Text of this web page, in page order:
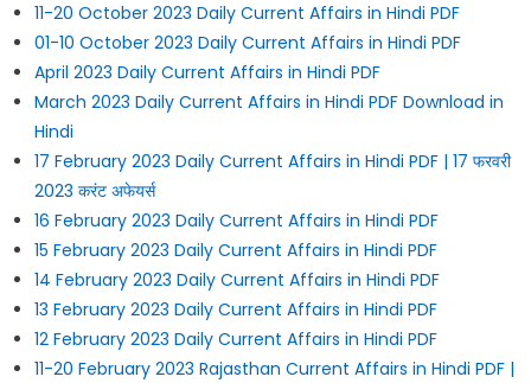
11-20 October 2023 Daily Current Affairs in Hindi PDF
01-10 October 2023 Daily Current Affairs in Hindi PDF
April 2023 Daily Current Affairs in Hindi PDF
March 2023 Daily Current Affairs in Hindi PDF Download in
Hindi
17 February 2023 Daily Current Affairs in Hindi PDF | 17 फरवरी
2023 करंट अफेयर्स
16 February 2023 Daily Current Affairs in Hindi PDF
15 February 2023 Daily Current Affairs in Hindi PDF
14 February 2023 Daily Current Affairs in Hindi PDF
13 February 2023 Daily Current Affairs in Hindi PDF
12 February 2023 Daily Current Affairs in Hindi PDF
11-20 February 2023 Rajasthan Current Affairs in Hindi PDF |